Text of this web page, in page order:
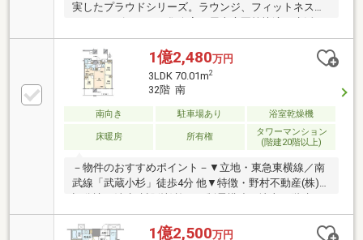
実したプラウドシリーズ。ラウンジ、フィットネスジ
すごせる施設がございます。最寄り駅は武蔵小杉駅よ
り徒歩約2分。駅周辺には大型ショッピングモール、
区役所、病院や小学校、保育園など生活に必要な施設
が充実しております。～株式会社レジデンス～ご所有
不動産のご売却、お住まいのご購入はお任せ下さい。
■資金計画について■購入条件について■税金につい
て・・・等不動産に関することなら、どのようなこと
でもお気軽にご相談くださいインターネット未掲載の
物件も多数取り扱っております。
1億2,480万円
3LDK 70.01m2
32階 南
南向き 駐車場あり 浴室乾燥機
床暖房 所有権
タワーマンション
(階建20階以上)
－物件のおすすめポイント－▼立地・東急東横線／南
武線「武蔵小杉」徒歩4分 他▼特徴・野村不動産(株)他
ワーレジデンス・LDK約15.6帖、コミュニケーション
を育むセンターリビング設計・主寝室にWICを設置・
1億2,500万円